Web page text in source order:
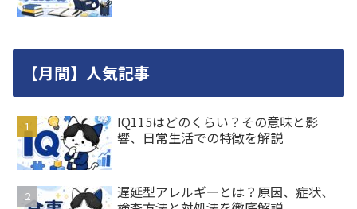
【月間】人気記事
IQ115はどのくらい？その意味と影
響、日常生活での特徴を解説
遅延型アレルギーとは？原因、症状、